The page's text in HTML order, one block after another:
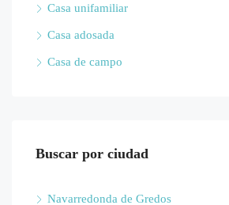
Casa unifamiliar
Casa adosada
Casa de campo
Buscar por ciudad
Navarredonda de Gredos